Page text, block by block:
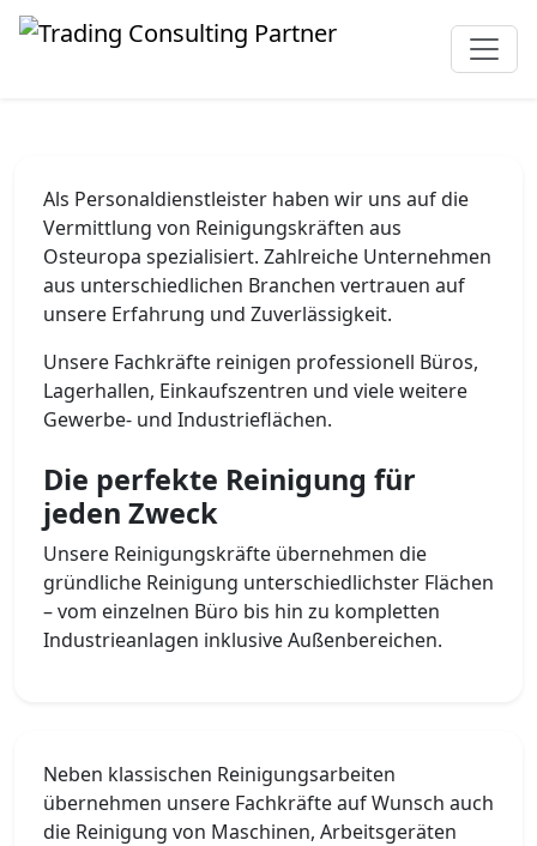
Als Personaldienstleister haben wir uns auf die
Vermittlung von Reinigungskräften aus
Osteuropa spezialisiert. Zahlreiche Unternehmen
aus unterschiedlichen Branchen vertrauen auf
unsere Erfahrung und Zuverlässigkeit.
Unsere Fachkräfte reinigen professionell Büros,
Lagerhallen, Einkaufszentren und viele weitere
Gewerbe- und Industrieflächen.
Die perfekte Reinigung für
jeden Zweck
Unsere Reinigungskräfte übernehmen die
gründliche Reinigung unterschiedlichster Flächen
– vom einzelnen Büro bis hin zu kompletten
Industrieanlagen inklusive Außenbereichen.
Neben klassischen Reinigungsarbeiten
übernehmen unsere Fachkräfte auf Wunsch auch
die Reinigung von Maschinen, Arbeitsgeräten